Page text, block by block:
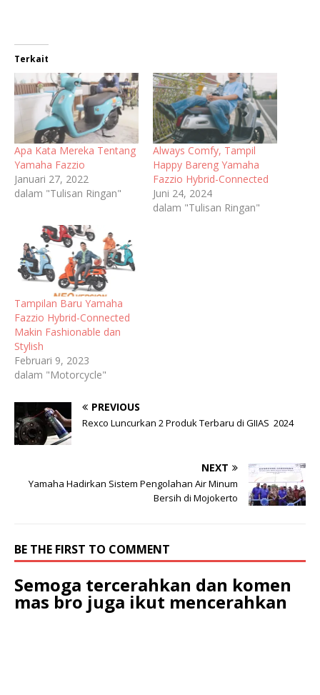
Terkait
Apa Kata Mereka Tentang
Yamaha Fazzio
Januari 27, 2022
dalam "Tulisan Ringan"
Always Comfy, Tampil
Happy Bareng Yamaha
Fazzio Hybrid-Connected
Juni 24, 2024
dalam "Tulisan Ringan"
Tampilan Baru Yamaha
Fazzio Hybrid-Connected
Makin Fashionable dan
Stylish
Februari 9, 2023
dalam "Motorcycle"
PREVIOUS
Rexco Luncurkan 2 Produk Terbaru di GIIAS 2024
NEXT
Yamaha Hadirkan Sistem Pengolahan Air Minum
Bersih di Mojokerto
BE THE FIRST TO COMMENT
Semoga tercerahkan dan komen
mas bro juga ikut mencerahkan